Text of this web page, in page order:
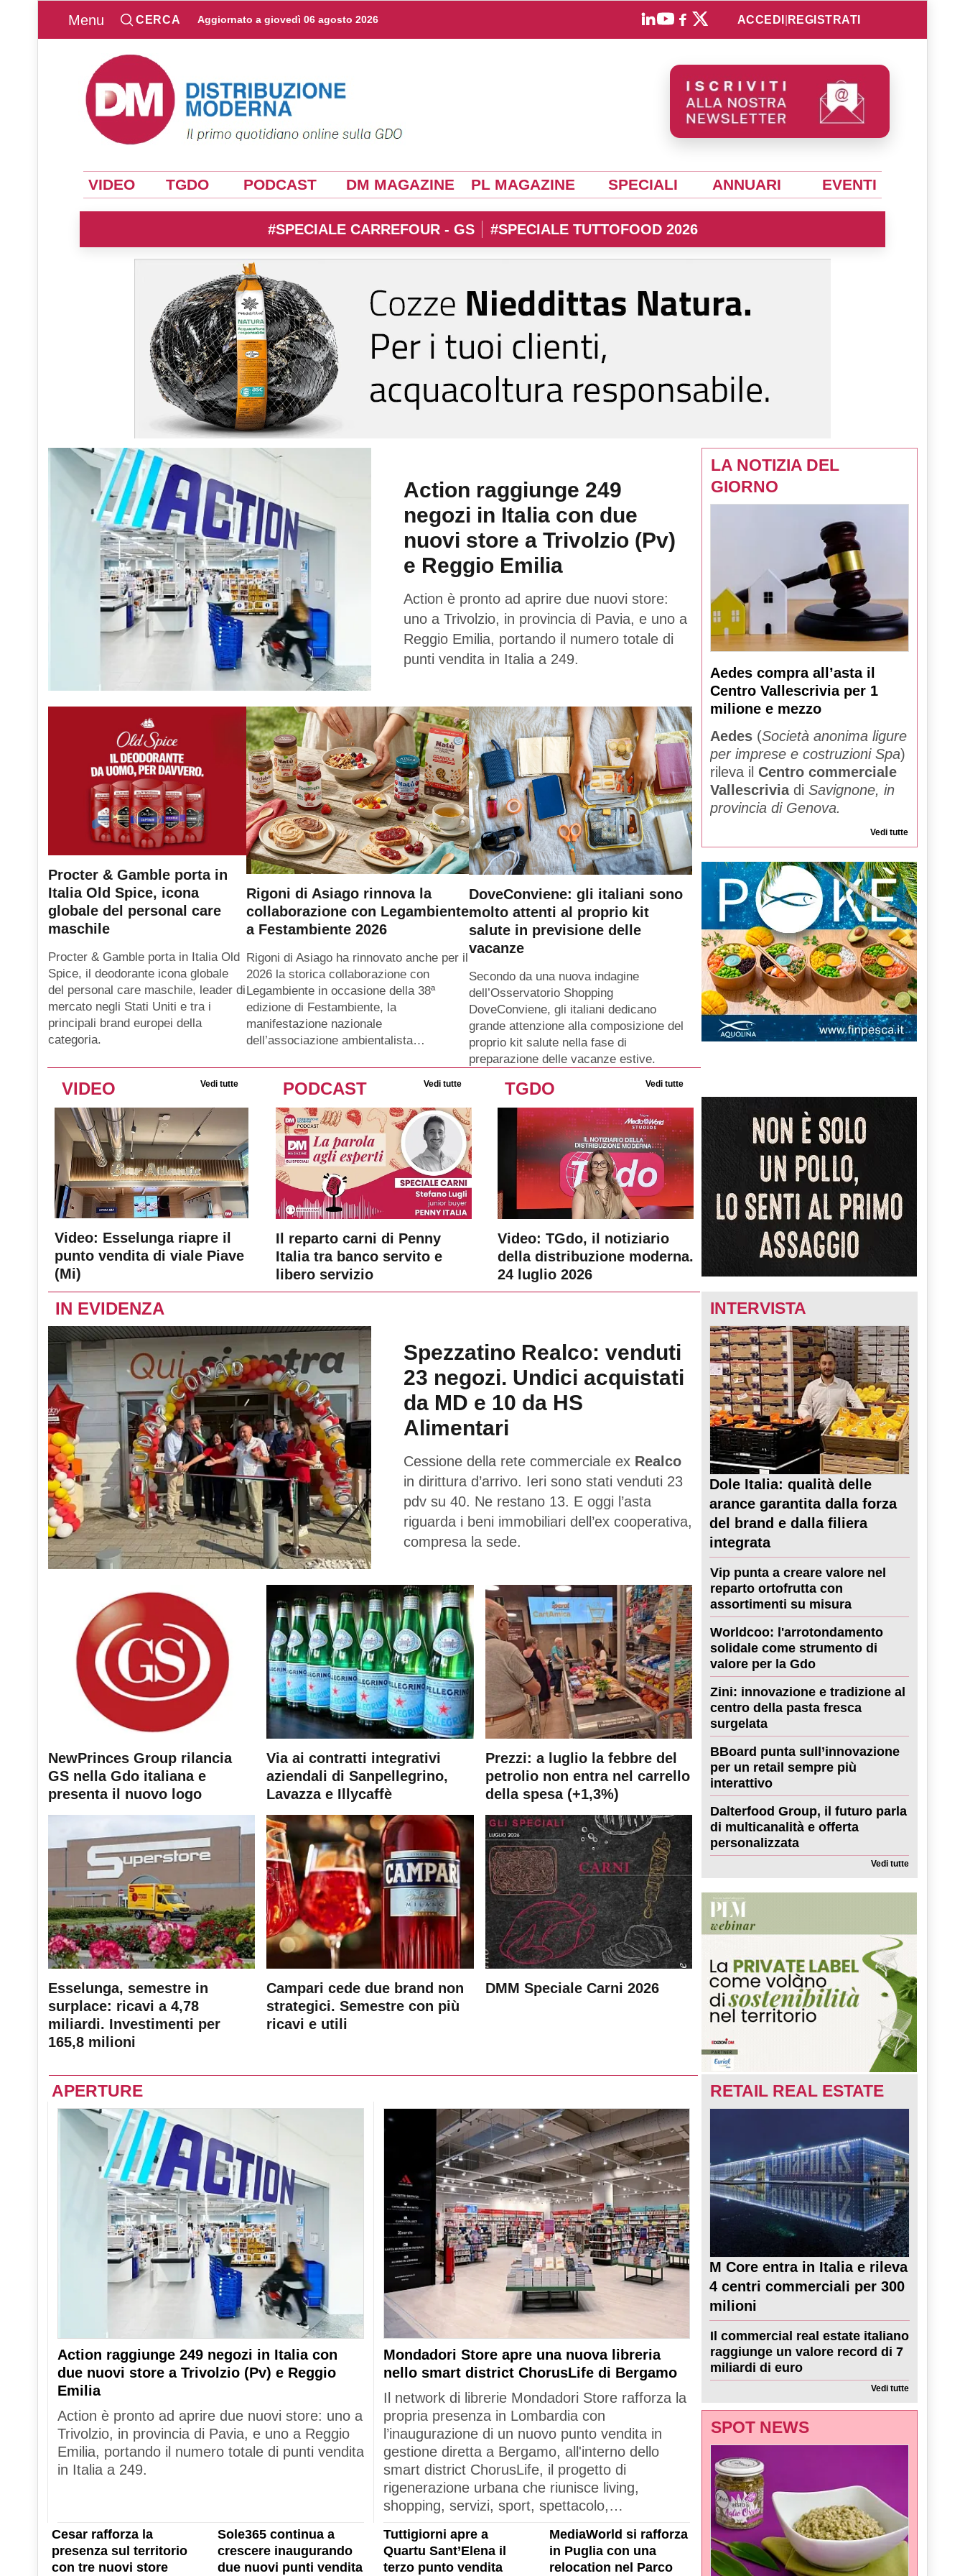
Menu CERCA Aggiornato a giovedì 06 agosto 2026 ACCEDI REGISTRATI
VIDEO TGDO PODCAST DM MAGAZINE PL MAGAZINE SPECIALI ANNUARI EVENTI
#SPECIALE CARREFOUR - GS #SPECIALE TUTTOFOOD 2026
Action raggiunge 249
negozi in Italia con due
nuovi store a Trivolzio (Pv)
e Reggio Emilia
Action è pronto ad aprire due nuovi store:
uno a Trivolzio, in provincia di Pavia, e uno a
Reggio Emilia, portando il numero totale di
punti vendita in Italia a 249.
Procter & Gamble porta in
Italia Old Spice, icona
globale del personal care
maschile
Procter & Gamble porta in Italia Old
Spice, il deodorante icona globale
del personal care maschile, leader di
mercato negli Stati Uniti e tra i
principali brand europei della
categoria.
Rigoni di Asiago rinnova la
collaborazione con Legambiente
a Festambiente 2026
Rigoni di Asiago ha rinnovato anche per il
2026 la storica collaborazione con
Legambiente in occasione della 38ª
edizione di Festambiente, la
manifestazione nazionale
dell’associazione ambientalista…
DoveConviene: gli italiani sono
molto attenti al proprio kit
salute in previsione delle
vacanze
Secondo da una nuova indagine
dell’Osservatorio Shopping
DoveConviene, gli italiani dedicano
grande attenzione alla composizione del
proprio kit salute nella fase di
preparazione delle vacanze estive.
LA NOTIZIA DEL
GIORNO
Aedes compra all’asta il
Centro Vallescrivia per 1
milione e mezzo
Aedes (Società anonima ligure
per imprese e costruzioni Spa)
rileva il Centro commerciale
Vallescriviadi Savignone, in
provincia di Genova.
Vedi tutte
VIDEO Vedi tutte
Video: Esselunga riapre il
punto vendita di viale Piave
(Mi)
PODCAST Vedi tutte
Il reparto carni di Penny
Italia tra banco servito e
libero servizio
TGDO Vedi tutte
Video: TGdo, il notiziario
della distribuzione moderna.
24 luglio 2026
IN EVIDENZA
Spezzatino Realco: venduti
23 negozi. Undici acquistati
da MD e 10 da HS
Alimentari
Cessione della rete commerciale ex Realco
in dirittura d’arrivo. Ieri sono stati venduti 23
pdv su 40. Ne restano 13. E oggi l’asta
riguarda i beni immobiliari dell’ex cooperativa,
compresa la sede.
NewPrinces Group rilancia
GS nella Gdo italiana e
presenta il nuovo logo
Via ai contratti integrativi
aziendali di Sanpellegrino,
Lavazza e Illycaffè
Prezzi: a luglio la febbre del
petrolio non entra nel carrello
della spesa (+1,3%)
Esselunga, semestre in
surplace: ricavi a 4,78
miliardi. Investimenti per
165,8 milioni
Campari cede due brand non
strategici. Semestre con più
ricavi e utili
DMM Speciale Carni 2026
INTERVISTA
Dole Italia: qualità delle
arance garantita dalla forza
del brand e dalla filiera
integrata
Vip punta a creare valore nel
reparto ortofrutta con
assortimenti su misura
Worldcoo: l'arrotondamento
solidale come strumento di
valore per la Gdo
Zini: innovazione e tradizione al
centro della pasta fresca
surgelata
BBoard punta sull’innovazione
per un retail sempre più
interattivo
Dalterfood Group, il futuro parla
di multicanalità e offerta
personalizzata
Vedi tutte
APERTURE
Action raggiunge 249 negozi in Italia con
due nuovi store a Trivolzio (Pv) e Reggio
Emilia
Action è pronto ad aprire due nuovi store: uno a
Trivolzio, in provincia di Pavia, e uno a Reggio
Emilia, portando il numero totale di punti vendita
in Italia a 249.
Mondadori Store apre una nuova libreria
nello smart district ChorusLife di Bergamo
Il network di librerie Mondadori Store rafforza la
propria presenza in Lombardia con
l’inaugurazione di un nuovo punto vendita in
gestione diretta a Bergamo, all'interno dello
smart district ChorusLife, il progetto di
rigenerazione urbana che riunisce living,
shopping, servizi, sport, spettacolo,…
Cesar rafforza la
presenza sul territorio
con tre nuovi store
Sole365 continua a
crescere inaugurando
due nuovi punti vendita
Tuttigiorni apre a
Quartu Sant’Elena il
terzo punto vendita
MediaWorld si rafforza
in Puglia con una
relocation nel Parco
RETAIL REAL ESTATE
M Core entra in Italia e rileva
4 centri commerciali per 300
milioni
Il commercial real estate italiano
raggiunge un valore record di 7
miliardi di euro
Vedi tutte
SPOT NEWS